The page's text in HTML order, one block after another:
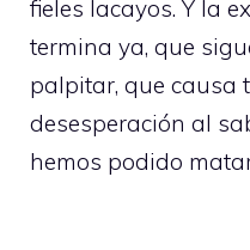
fieles lacayos. Y la
termina ya, que
palpitar, que causa
desesperación al
hemos podido